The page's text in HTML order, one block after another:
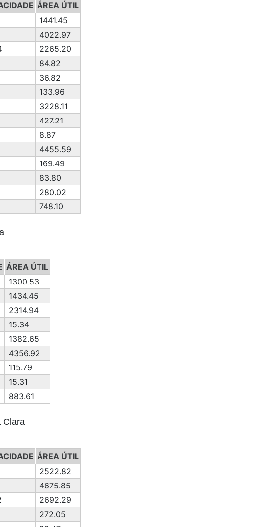
ÁREA ÚTIL
1441.45
4022.97
2265.20
84.82
36.82
133.96
3228.11
427.21
8.87
4455.59
169.49
83.80
280.02
748.10
ÁREA ÚTIL
1300.53
1434.45
2314.94
15.34
1382.65
4356.92
115.79
15.31
883.61
Clara
ÁREA ÚTIL
2522.82
4675.85
2692.29
272.05